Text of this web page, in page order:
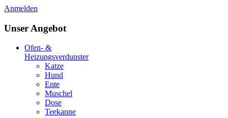
Anmelden
Unser Angebot
Ofen- &
Heizungsverdunster
Katze
Hund
Ente
Muschel
Dose
Teekanne